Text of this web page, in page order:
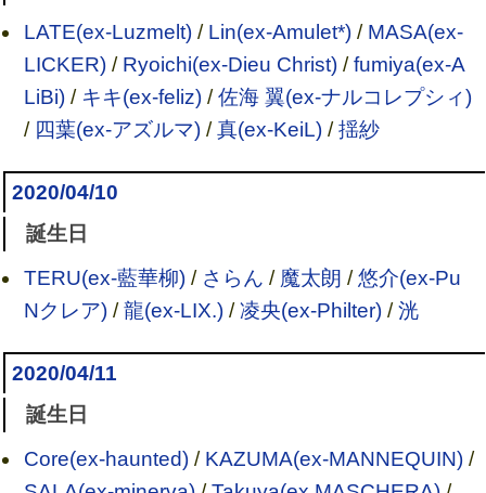
LATE(ex-Luzmelt)/ Lin(ex-Amulet*)/ MASA(ex-
LICKER)/ Ryoichi(ex-Dieu Christ)/fumiya(ex-A
LiBi)/ キキ(ex-feliz)/佐海 翼(ex-ナルコレプシィ)
/ 四葉(ex-アズルマ)/真(ex-KeiL)/揺紗
2020/04/10
誕生日
TERU(ex-藍華柳)/ さらん / 魔太朗 /悠介(ex-Pu
Nクレア)/龍(ex-LIX.)/凌央(ex-Philter)/洸
2020/04/11
誕生日
Core(ex-haunted)/ KAZUMA(ex-MANNEQUIN)/